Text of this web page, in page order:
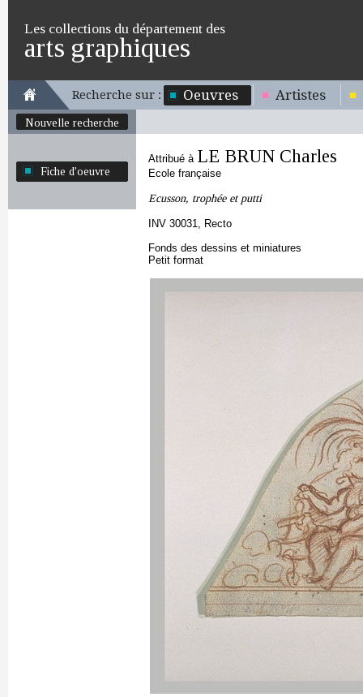
Les collections du département des
arts graphiques
Recherche sur : Oeuvres Artistes
Nouvelle recherche
Fiche d'oeuvre
Attribué à LE BRUN Charles
Ecole française
Ecusson, trophée et putti
INV 30031, Recto
Fonds des dessins et miniatures
Petit format